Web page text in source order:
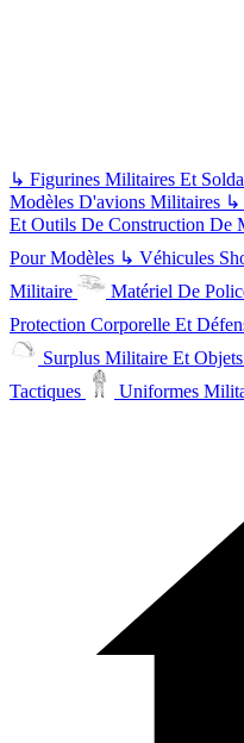
↳ Figurines Militaires Et
Modèles D'avions Militaires ↳
Et Outils De Construction De
Pour Modèles ↳ Véhicules
Militaire
Matériel De
Protection Corporelle Et
Surplus Militaire Et
Tactiques
Uniformes